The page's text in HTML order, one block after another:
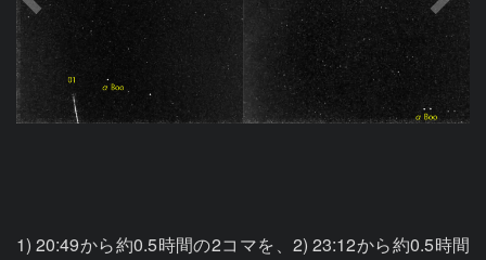
1) 20:49から約0.5時間の2コマを、2) 23:12から約0.5時間